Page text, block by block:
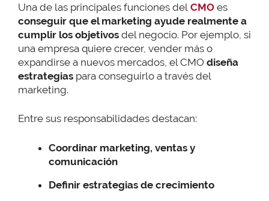
Una de las principales funciones del CMO es
conseguir que el marketing ayude realmente a
cumplir los objetivos del negocio. Por ejemplo, si
una empresa quiere crecer, vender más o
expandirse a nuevos mercados, el CMO diseña
estrategias para conseguirlo a través del
marketing.
Entre sus responsabilidades destacan:
Coordinar marketing, ventas y
comunicación
Definir estrategias de crecimiento